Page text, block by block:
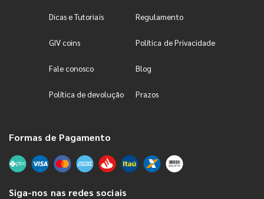
Dicas e Tutoriais Regulamento
GIV coins Política de Privacidade
Fale conosco Blog
Política de devolução Prazos
Formas de Pagamento
Siga-nos nas redes sociais